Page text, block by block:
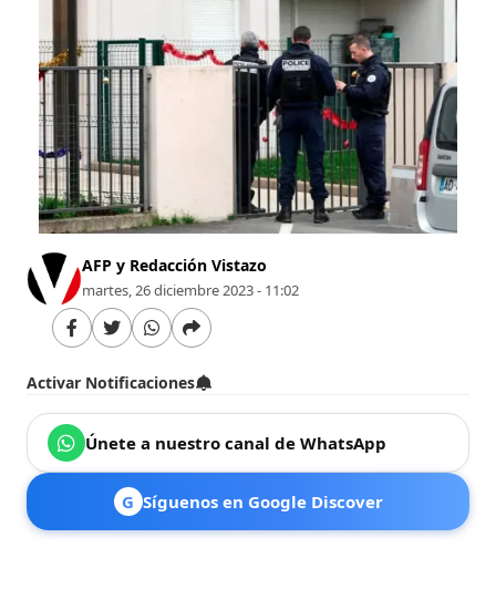
AFP y Redacción Vistazo
martes, 26 diciembre 2023 - 11:02
Activar Notificaciones
Únete a nuestro canal de WhatsApp
G Síguenos en Google Discover